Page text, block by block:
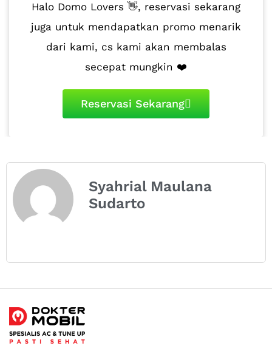
Halo Domo Lovers 👋, reservasi sekarang
juga untuk mendapatkan promo menarik
dari kami, cs kami akan membalas
secepat mungkin ❤️
Reservasi Sekarang
Syahrial Maulana
Sudarto